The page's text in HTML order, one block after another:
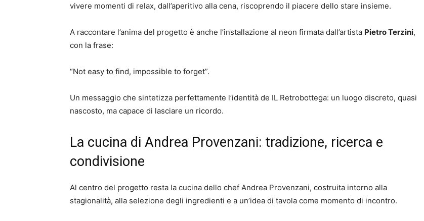
vivere momenti di relax, dall’aperitivo alla cena, riscoprendo il piacere dello stare insieme.
A raccontare l’anima del progetto è anche l’installazione al neon firmata dall’artista Pietro Terzini,
con la frase:
“Not easy to find, impossible to forget”.
Un messaggio che sintetizza perfettamente l’identità de IL Retrobottega: un luogo discreto, quasi
nascosto, ma capace di lasciare un ricordo.
La cucina di Andrea Provenzani: tradizione, ricerca e
condivisione
Al centro del progetto resta la cucina dello chef Andrea Provenzani, costruita intorno alla
stagionalità, alla selezione degli ingredienti e a un’idea di tavola come momento di incontro.